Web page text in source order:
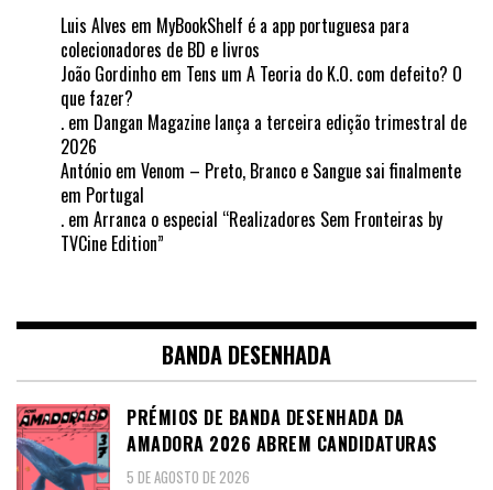
Luis Alves em MyBookShelf é a app portuguesa para
colecionadores de BD e livros
João Gordinho em Tens um A Teoria do K.O. com defeito? O
que fazer?
. em Dangan Magazine lança a terceira edição trimestral de
2026
António em Venom – Preto, Branco e Sangue sai finalmente
em Portugal
. em Arranca o especial “Realizadores Sem Fronteiras by
TVCine Edition”
BANDA DESENHADA
PRÉMIOS DE BANDA DESENHADA DA
AMADORA 2026 ABREM CANDIDATURAS
5 DE AGOSTO DE 2026